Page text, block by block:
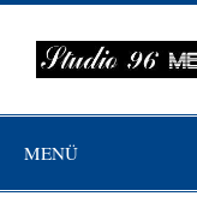
Zum
springen
MENÜ